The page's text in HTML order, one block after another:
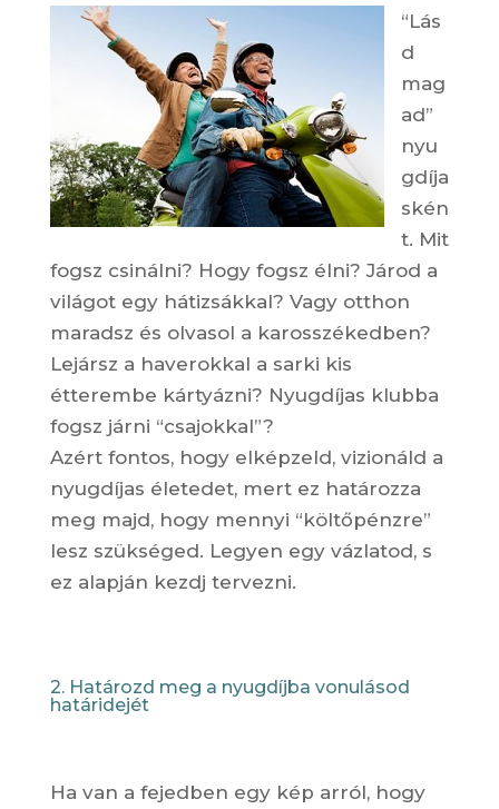
“Lás
d
mag
ad”
nyu
gdíja
skén
t. Mit
fogsz csinálni? Hogy fogsz élni? Járod a
világot egy hátizsákkal? Vagy otthon
maradsz és olvasol a karosszékedben?
Lejársz a haverokkal a sarki kis
étterembe kártyázni? Nyugdíjas klubba
fogsz járni “csajokkal”?
Azért fontos, hogy elképzeld, vizionáld a
nyugdíjas életedet, mert ez határozza
meg majd, hogy mennyi “költőpénzre”
lesz szükséged. Legyen egy vázlatod, s
ez alapján kezdj tervezni.
2. Határozd meg a nyugdíjba vonulásod
határidejét
Ha van a fejedben egy kép arról, hogy